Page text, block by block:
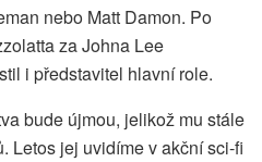
nebo Matt Damon. Po
za Johna Lee
i představitel hlavní role.
bude újmou, jelikož mu stále
Letos jej uvidíme v akční sci-fi